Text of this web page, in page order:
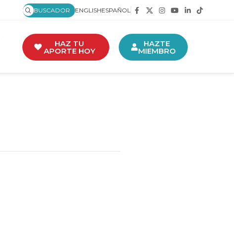
BUSCADOR ENGLISHESPAÑOL
HAZ TU
APORTE HOY
HAZTE
MIEMBRO